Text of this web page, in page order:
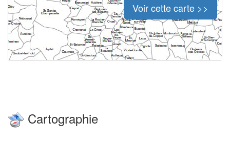
Voir cette carte >>
Cartographie